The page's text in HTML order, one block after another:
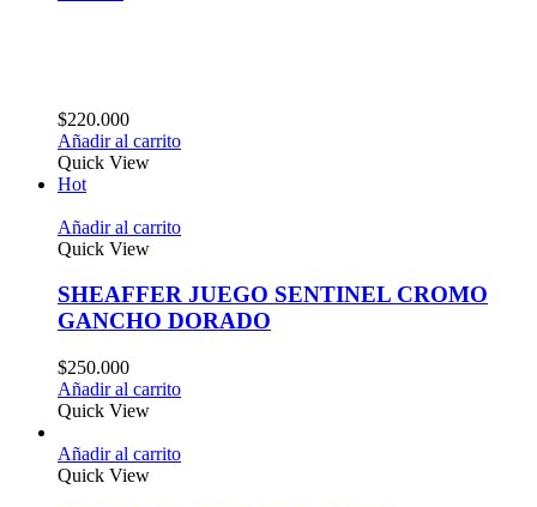
$220.000
Añadir al carrito
Quick View
Hot
Añadir al carrito
Quick View
SHEAFFER JUEGO SENTINEL CROMO
GANCHO DORADO
$250.000
Añadir al carrito
Quick View
Añadir al carrito
Quick View